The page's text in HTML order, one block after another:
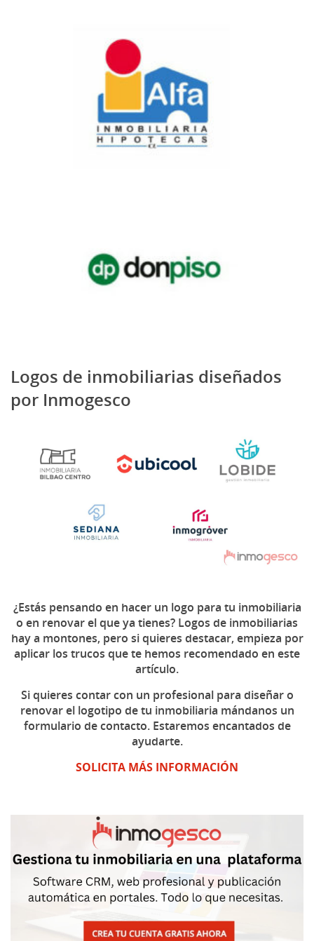
Logos de inmobiliarias diseñados
por Inmogesco
¿Estás pensando en hacer un logo para tu inmobiliaria
o en renovar el que ya tienes? Logos de inmobiliarias
hay a montones, pero si quieres destacar, empieza por
aplicar los trucos que te hemos recomendado en este
artículo.
Si quieres contar con un profesional para diseñar o
renovar el logotipo de tu inmobiliaria mándanos un
formulario de contacto. Estaremos encantados de
ayudarte.
SOLICITA MÁS INFORMACIÓN